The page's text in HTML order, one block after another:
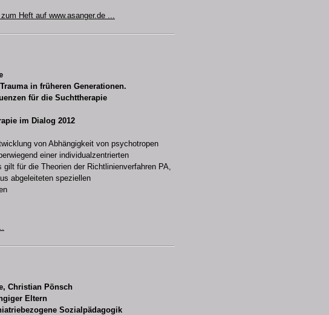
Heft auf www.asanger.de ...
in früheren Generationen.
für die Suchttherapie
im Dialog 2012
von Abhängigkeit von psychotropen
einer individualzentrierten
gilt für die Theorien der Richtlinienverfahren PA,
abgeleiteten speziellen
Christian Pönsch
Eltern
Sozialpädagogik